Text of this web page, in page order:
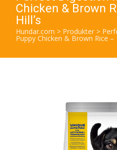
Chicken & Brown
Hill’s
Hundar.com > Produkter >
Puppy Chicken & Brown Rice –